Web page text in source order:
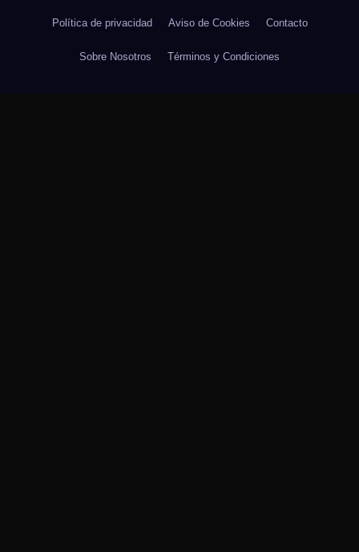
Política de privacidad Aviso de Cookies Contacto
Sobre Nosotros Términos y Condiciones